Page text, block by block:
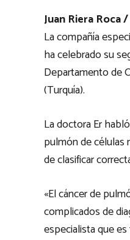
Juan Riera Roca /
La compañía
ha celebrado su
Departamento de
(Turquía).
La doctora Er
pulmón de células
de clasificar
«El cáncer de
complicados de
especialista que